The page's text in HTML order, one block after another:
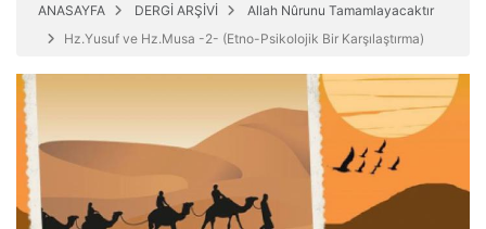
ANASAYFA DERGİ ARŞİVİ
Allah Nûrunu Tamamlayacaktır
Hz.Yusuf ve Hz.Musa -2- (Etno-Psikolojik Bir Karşılaştırma)